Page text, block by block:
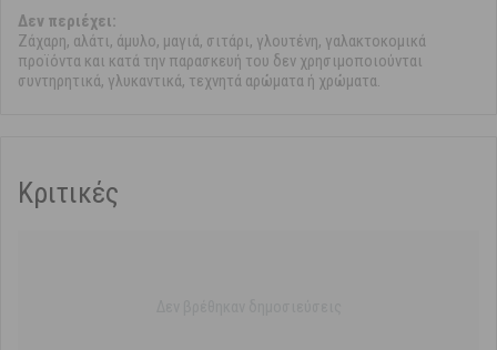
Δεν περιέχει:
Ζάχαρη, αλάτι, άμυλο, μαγιά, σιτάρι, γλουτένη, γαλακτοκομικά
προϊόντα και κατά την παρασκευή του δεν χρησιμοποιούνται
συντηρητικά, γλυκαντικά, τεχνητά αρώματα ή χρώματα.
Κριτικές